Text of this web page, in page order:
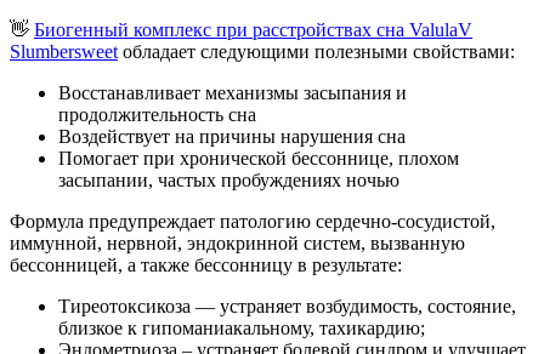
👋 Биогенный комплекс при расстройствах сна ValulaV
Slumbersweet обладает следующими полезными свойствами:
Восстанавливает механизмы засыпания и
продолжительность сна
Воздействует на причины нарушения сна
Помогает при хронической бессоннице, плохом
засыпании, частых пробуждениях ночью
Формула предупреждает патологию сердечно-сосудистой,
иммунной, нервной, эндокринной систем, вызванную
бессонницей, а также бессонницу в результате:
Тиреотоксикоза — устраняет возбудимость, состояние,
близкое к гипоманиакальному, тахикардию;
Эндометриоза – устраняет болевой синдром и улучшает